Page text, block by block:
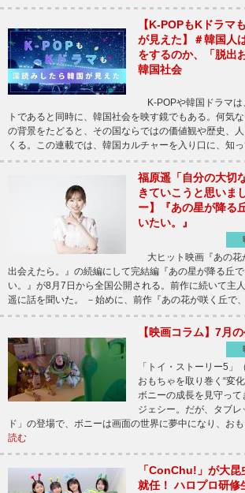
【K-POPもKドラマ
が見えた】＃韓国人
をするのか、「脱出
韓国社会
K-POPや韓国ドラマは
トであると同時に、韓国社会を映す鏡でもある。何気
の背景をたどると、その国ならではの価値観や歴史、
くる。この連載では、韓国カルチャーを入り口に、知
福原遥「自分の大切
きていこうと思いま
ー】『あの星が降る
いたい。』
大ヒット映画『あの花
出会えたら。』の続編にして完結編『あの星が降る丘
い。』が8月7日から全国公開される。前作に続いて主
遥に話を聞いた。 －始めに、前作『あの花が咲く丘で
【映画コラム】7月
「トイ・ストーリー5
おもちゃを取り巻く“変
ボニーの成長を見守っ
ジェシー。だが、タブ
ド」の登場で、ボニーは画面の世界に夢中になり、お
読む
「ConChu!」が大
就任！ ハロプロ研修